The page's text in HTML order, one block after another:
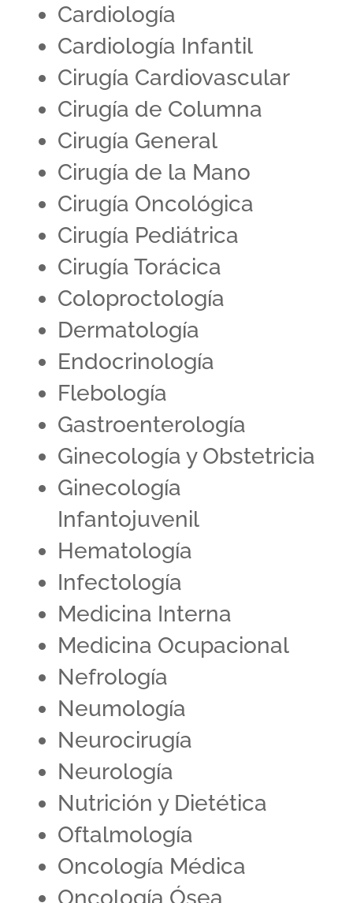
Cardiología
Cardiología Infantil
Cirugía Cardiovascular
Cirugía de Columna
Cirugía General
Cirugía de la Mano
Cirugía Oncológica
Cirugía Pediátrica
Cirugía Torácica
Coloproctología
Dermatología
Endocrinología
Flebología
Gastroenterología
Ginecología y Obstetricia
Ginecología
Infantojuvenil
Hematología
Infectología
Medicina Interna
Medicina Ocupacional
Nefrología
Neumología
Neurocirugía
Neurología
Nutrición y Dietética
Oftalmología
Oncología Médica